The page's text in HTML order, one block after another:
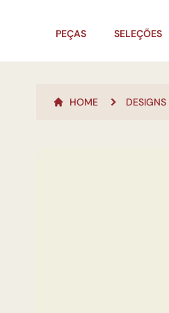
PEÇAS SELEÇÕES
HOME DESIGNS